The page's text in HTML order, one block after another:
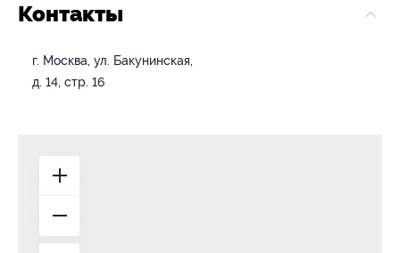
Контакты
г. Москва, ул. Бакунинская,
д. 14, стр. 16